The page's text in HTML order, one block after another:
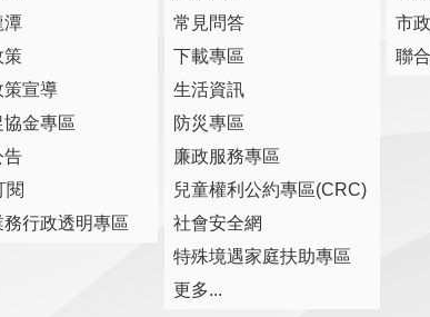
潭
策
策宣導
協金專區
告
閱
務行政透明專區
常見問答
下載專區
生活資訊
防災專區
廉政服務專區
兒童權利公約專區(CRC)
社會安全網
特殊境遇家庭扶助專區
更多...
市
聯